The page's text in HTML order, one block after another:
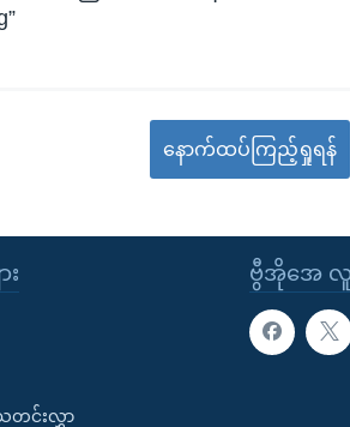
နောက်ထပ်ကြည့်ရှုရန်
ဗွီအိုအေ လူ
း
တင်းလွှာ